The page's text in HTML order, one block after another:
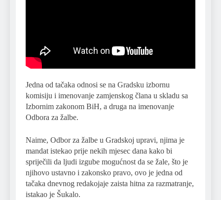
Jedna od tačaka odnosi se na Gradsku izbornu
komisiju i imenovanje zamjenskog člana u skladu sa
Izbornim zakonom BiH, a druga na imenovanje
Odbora za žalbe.
Naime, Odbor za žalbe u Gradskoj upravi, njima je
mandat istekao prije nekih mjesec dana kako bi
spriječili da ljudi izgube mogućnost da se žale, što je
njihovo ustavno i zakonsko pravo, ovo je jedna od
tačaka dnevnog redakojaje zaista hitna za razmatranje,
istakao je Šukalo.